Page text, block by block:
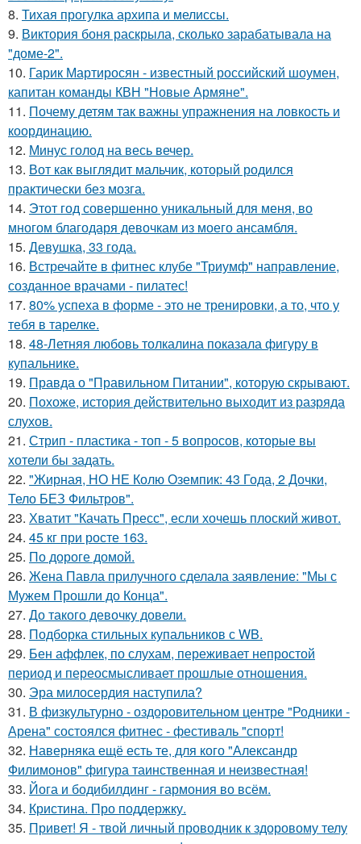
8. Тихая прогулка архипа и мелиссы.
9. Виктория боня раскрыла, сколько зарабатывала на
"доме-2".
10. Гарик Мартиросян - известный российский шоумен,
капитан команды КВН "Новые Армяне".
11. Почему детям так важны упражнения на ловкость и
координацию.
12. Минус голод на весь вечер.
13. Вот как выглядит мальчик, который родился
практически без мозга.
14. Этот год совершенно уникальный для меня, во
многом благодаря девочкам из моего ансамбля.
15. Девушка, 33 года.
16. Встречайте в фитнес клубе "Триумф" направление,
созданное врачами - пилатес!
17. 80% успеха в форме - это не тренировки, а то, что у
тебя в тарелке.
18. 48-Летняя любовь толкалина показала фигуру в
купальнике.
19. Правда о "Правильном Питании", которую скрывают.
20. Похоже, история действительно выходит из разряда
слухов.
21. Стрип - пластика - топ - 5 вопросов, которые вы
хотели бы задать.
22. "Жирная, НО НЕ Колю Оземпик: 43 Года, 2 Дочки,
Тело БЕЗ Фильтров".
23. Хватит "Качать Пресс", если хочешь плоский живот.
24. 45 кг при росте 163.
25. По дороге домой.
26. Жена Павла прилучного сделала заявление: "Мы с
Мужем Прошли до Конца".
27. До такого девочку довели.
28. Подборка стильных купальников с WB.
29. Бен аффлек, по слухам, переживает непростой
период и переосмысливает прошлые отношения.
30. Эра милосердия наступила?
31. В физкультурно - оздоровительном центре "Родники -
Арена" состоялся фитнес - фестиваль "спорт!
32. Наверняка ещё есть те, для кого "Александр
Филимонов" фигура таинственная и неизвестная!
33. Йога и бодибилдинг - гармония во всём.
34. Кристина. Про поддержку.
35. Привет! Я - твой личный проводник к здоровому телу